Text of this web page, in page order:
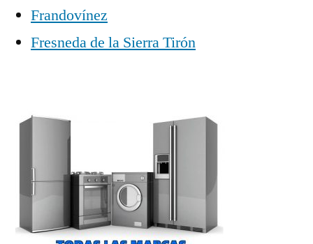
Frandovínez
Fresneda de la Sierra Tirón